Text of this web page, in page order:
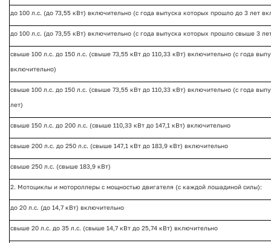
до 100 л.с. (до 73,55 кВт) включительно (с года выпуска которых прошло до 3 лет
до 100 л.с. (до 73,55 кВт) включительно (с года выпуска которых прошло свыше 3
свыше 100 л.с. до 150 л.с. (свыше 73,55 кВт до 110,33 кВт) включительно (с года
включительно)
свыше 100 л.с. до 150 л.с. (свыше 73,55 кВт до 110,33 кВт) включительно (с года
лет)
свыше 150 л.с. до 200 л.с. (свыше 110,33 кВт до 147,1 кВт) включительно
свыше 200 л.с. до 250 л.с. (свыше 147,1 кВт до 183,9 кВт) включительно
свыше 250 л.с. (свыше 183,9 кВт)
2. Мотоциклы и мотороллеры с мощностью двигателя (с каждой лошадиной силы):
до 20 л.с. (до 14,7 кВт) включительно
свыше 20 л.с. до 35 л.с. (свыше 14,7 кВт до 25,74 кВт) включительно